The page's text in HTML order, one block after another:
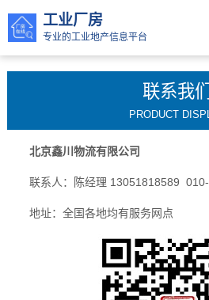
工业厂房
专业的工业地产信息平台
联系我们
PRODUCT
北京鑫川物流有限公司
联系人：陈经理 13051818589
地址：全国各地均有服务网点